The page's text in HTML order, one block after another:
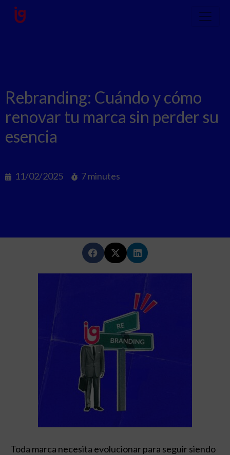
Rebranding: Cuándo y cómo
renovar tu marca sin perder su
esencia
11/02/2025 7 minutes
Toda marca necesita evolucionar para seguir siendo